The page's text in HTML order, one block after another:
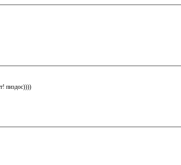
пиздос))))